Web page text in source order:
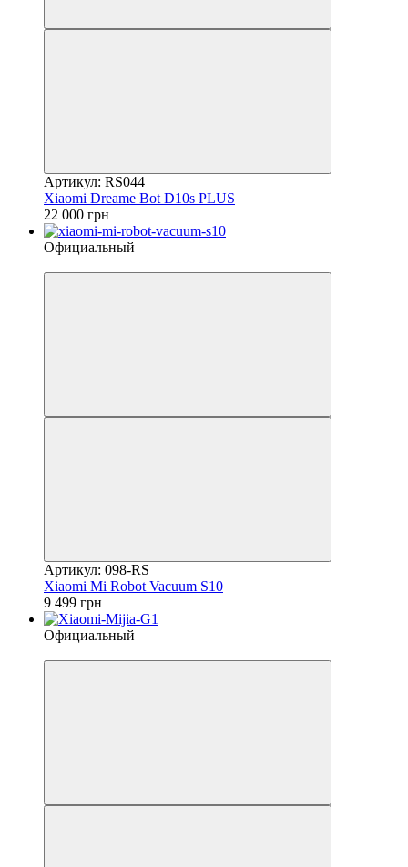
Артикул: RS044
Xiaomi Dreame Bot D10s PLUS
22 000 грн
Официальный
Артикул: 098-RS
Xiaomi Mi Robot Vacuum S10
9 499 грн
Официальный